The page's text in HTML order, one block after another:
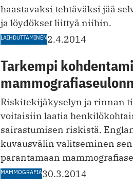
haastavaksi tehtäväksi jää
ja löydökset liittyä niihin.
LAIHDUTTAMINEN2.4.2014
Tarkempi
Riskitekijäkyselyn ja rinnan
voitaisiin laatia
sairastumisen riskistä.
kuvausvälin valitseminen
parantamaan
MAMMOGRAFIA30.3.2014